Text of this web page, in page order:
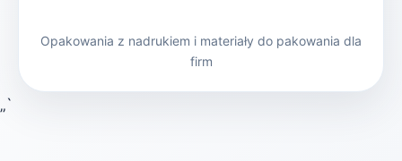
Opakowania z nadrukiem i materiały do pakowania dla
firm
„`